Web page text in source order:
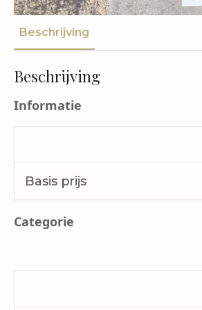
Beschrijving
Beschrijving
Informatie
Basis prijs
Categorie